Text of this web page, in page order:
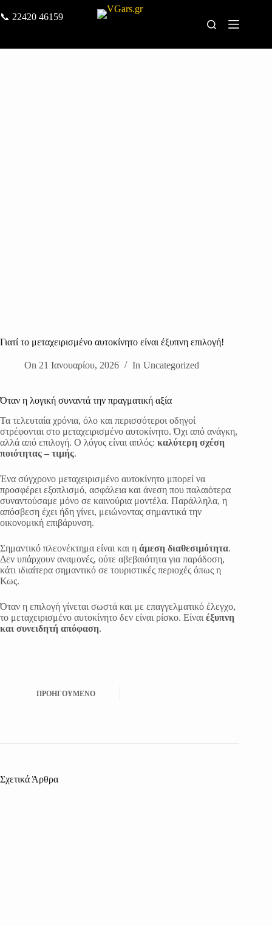
📞 22420 46159
Γιατί το μεταχειρισμένο αυτοκίνητο είναι έξυπνη επιλογή!
On 21 Ιανουαρίου, 2026 In Uncategorized
Όταν η λογική συναντά την πραγματική αξία
Τα τελευταία χρόνια, όλο και περισσότεροι οδηγοί
στρέφονται στο μεταχειρισμένο αυτοκίνητο. Όχι από ανάγκη,
αλλά από επιλογή. Ο λόγος είναι απλός: καλύτερη σχέση
ποιότητας – τιμής.
Ένα σύγχρονο μεταχειρισμένο αυτοκίνητο μπορεί να
προσφέρει εξοπλισμό, ασφάλεια και άνεση που παλαιότερα
συναντούσαμε μόνο σε καινούρια μοντέλα. Παράλληλα, η
απόσβεση έχει ήδη γίνει, μειώνοντας σημαντικά την
οικονομική επιβάρυνση.
Σημαντικό πλεονέκτημα είναι και η άμεση διαθεσιμότητα.
Δεν υπάρχουν αναμονές, ούτε αβεβαιότητα για παράδοση,
κάτι ιδιαίτερα σημαντικό σε τουριστικές περιοχές όπως η
Κως.
Όταν η επιλογή γίνεται σωστά και με επαγγελματικό έλεγχο,
το μεταχειρισμένο αυτοκίνητο δεν είναι ρίσκο. Είναι έξυπνη
και συνειδητή απόφαση.
ΠΡΟΗΓΟΎΜΕΝΟ
Σχετικά Άρθρα